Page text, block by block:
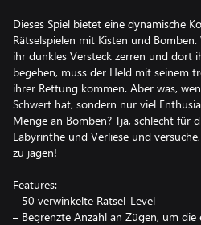
Dieses Spiel bietet eine dynamische
Rätselspielen mit Kisten und
ihr dunkles Versteck zerren und dort
begehen, muss der Held mit seinem
ihrer Rettung kommen. Aber was,
Schwert hat, sondern nur viel
Menge an Bomben? Tja, schlecht für
Labyrinthe und Verliese und
zu jagen!
Features:
– 50 verwinkelte Rätsel-Level
– Begrenzte Anzahl an Zügen, um die